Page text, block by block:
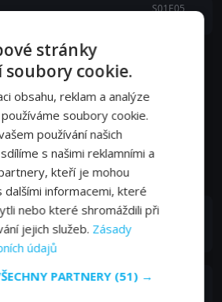
S01E05
další epizody
pořadu Láska ve
a tvůrci
stránky
soubory cookie.
obsahu, reklam a analýze
soubory cookie.
používání našich
s našimi reklamními a
kteří je mohou
dalšími informacemi, které
nebo které shromáždili při
jejich služeb. Zásady
údajů
PARTNERY (51) →